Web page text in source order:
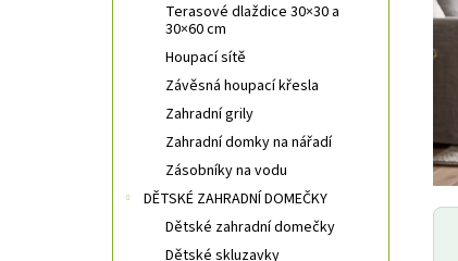
Terasové dlaždice 30×30 a
30×60 cm
Houpací sítě
Závěsná houpací křesla
Zahradní grily
Zahradní domky na nářadí
Zásobníky na vodu
DĚTSKÉ ZAHRADNÍ DOMEČKY
Dětské zahradní domečky
Dětské skluzavky